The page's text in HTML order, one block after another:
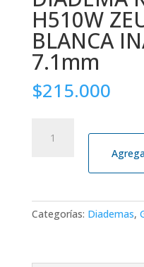
H510W
BLANCA
7.1mm
$215.000
REDRAGON
INALAMBRICA
Categorías: Diademas,